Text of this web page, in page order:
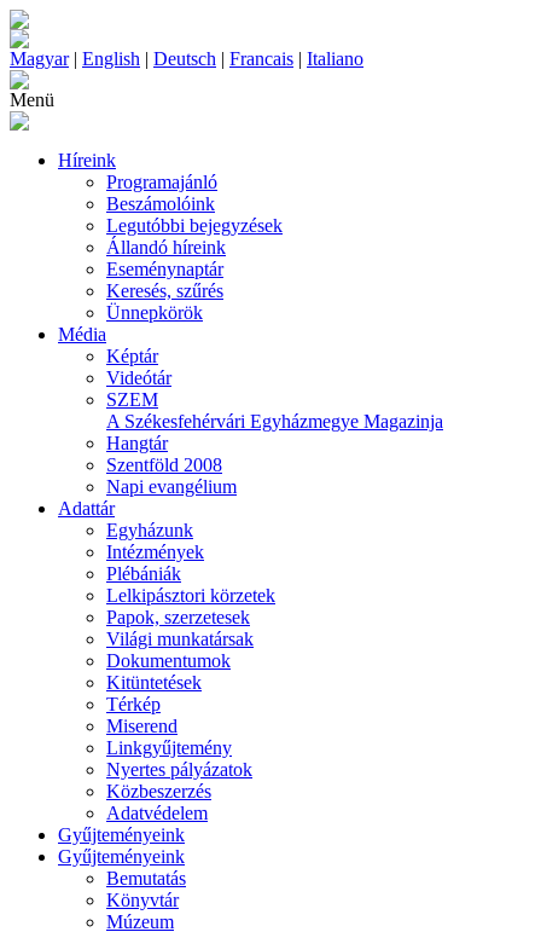
Magyar| English | Deutsch | Francais | Italiano
Menü
Híreink
Programajánló
Beszámolóink
Legutóbbi bejegyzések
Állandó híreink
Eseménynaptár
Keresés, szűrés
Ünnepkörök
Média
Képtár
Videótár
SZEM
A Székesfehérvári Egyházmegye Magazinja
Hangtár
Szentföld 2008
Napi evangélium
Adattár
Egyházunk
Intézmények
Plébániák
Lelkipásztori körzetek
Papok, szerzetesek
Világi munkatársak
Dokumentumok
Kitüntetések
Térkép
Miserend
Linkgyűjtemény
Nyertes pályázatok
Közbeszerzés
Adatvédelem
Gyűjteményeink
Gyűjteményeink
Bemutatás
Könyvtár
Múzeum